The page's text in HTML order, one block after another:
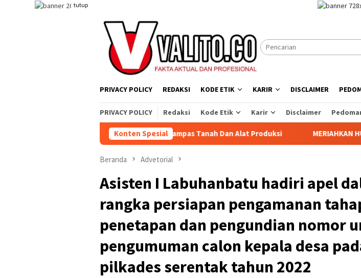
tutup
PRIVACY POLICY REDAKSI KODE ETIK KARIR DISCLAIMER
PRIVACY POLICY Redaksi Kode Etik Karir Disclaimer
Konten Spesial
Jahat, Tetapi Sistem yang Merampas Tanah Dan Alat Produksi MERIAHKAN HUT RI KE-81,
Beranda Advetorial
Asisten I Labuhanbatu hadiri apel
rangka persiapan pengamanan
penetapan dan pengundian nomor
pengumuman calon kepala desa
pilkades serentak tahun 2022